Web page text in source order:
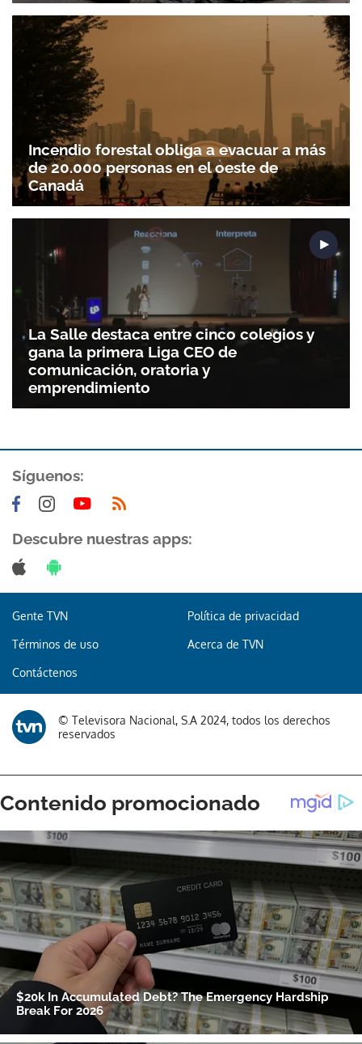
Gracias por suscribirte a nuestro boletín.
ACEPTAR
Incendio forestal obliga a evacuar a más
de 20.000 personas en el oeste de
Canadá
La Salle destaca entre cinco colegios y
gana la primera Liga CEO de
comunicación, oratoria y
emprendimiento
Síguenos:
Descubre nuestras apps:
Gente TVN Política de privacidad
Términos de uso Acerca de TVN
Contáctenos
© Televisora Nacional, S.A 2024, todos los derechos
reservados